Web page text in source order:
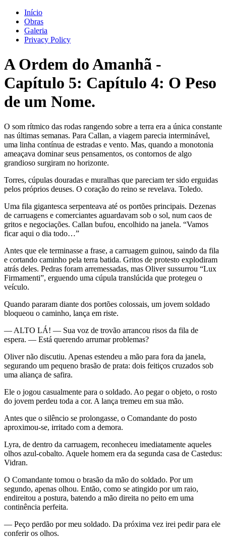
Início
Obras
Galeria
Privacy Policy
A Ordem do Amanhã -
Capítulo 5: Capítulo 4: O Peso
de um Nome.
O som rítmico das rodas rangendo sobre a terra era a única constante
nas últimas semanas. Para Callan, a viagem parecia interminável,
uma linha contínua de estradas e vento. Mas, quando a monotonia
ameaçava dominar seus pensamentos, os contornos de algo
grandioso surgiram no horizonte.
Torres, cúpulas douradas e muralhas que pareciam ter sido erguidas
pelos próprios deuses. O coração do reino se revelava. Toledo.
Uma fila gigantesca serpenteava até os portões principais. Dezenas
de carruagens e comerciantes aguardavam sob o sol, num caos de
gritos e negociações. Callan bufou, encolhido na janela. “Vamos
ficar aqui o dia todo…”
Antes que ele terminasse a frase, a carruagem guinou, saindo da fila
e cortando caminho pela terra batida. Gritos de protesto explodiram
atrás deles. Pedras foram arremessadas, mas Oliver sussurrou “Lux
Firmamenti”, erguendo uma cúpula translúcida que protegeu o
veículo.
Quando pararam diante dos portões colossais, um jovem soldado
bloqueou o caminho, lança em riste.
— ALTO LÁ! — Sua voz de trovão arrancou risos da fila de
espera. — Está querendo arrumar problemas?
Oliver não discutiu. Apenas estendeu a mão para fora da janela,
segurando um pequeno brasão de prata: dois feitiços cruzados sob
uma aliança de safira.
Ele o jogou casualmente para o soldado. Ao pegar o objeto, o rosto
do jovem perdeu toda a cor. A lança tremeu em sua mão.
Antes que o silêncio se prolongasse, o Comandante do posto
aproximou-se, irritado com a demora.
Lyra, de dentro da carruagem, reconheceu imediatamente aqueles
olhos azul-cobalto. Aquele homem era da segunda casa de Castedus:
Vidran.
O Comandante tomou o brasão da mão do soldado. Por um
segundo, apenas olhou. Então, como se atingido por um raio,
endireitou a postura, batendo a mão direita no peito em uma
continência perfeita.
— Peço perdão por meu soldado. Da próxima vez irei pedir para ele
conferir os olhos.